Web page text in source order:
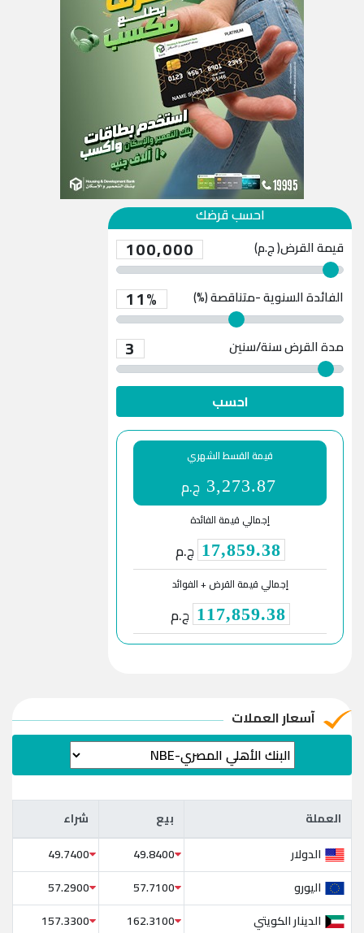
احسب قرضك
قيمة القرض( ج.م) 100,000
الفائدة السنوية -متناقصة (%) 11%
مدة القرض 3 سنة/سنين
احسب
قيمة القسط الشهري
3,273.87 ج.م
إجمالي قيمة الفائدة
17,859.38 ج.م
إجمالي قيمة القرض + الفوائد
117,859.38 ج.م
آسعار العملات
العملة بيع شراء العملة بيع
شراء
الدولار
49.8400
49.7400
اليورو
57.7100
57.2900
الدينار الكويتي
162.3100
157.3300